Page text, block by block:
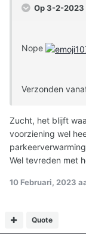
Op 3-2-2023
Nope
Verzonden
Zucht, het blijft
voorziening wel
Wel tevreden met
10 Februari, 2023
Quote